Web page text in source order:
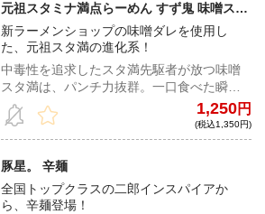
元祖スタミナ満点らーめん すず鬼 味噌スタ
満(ピリ辛スタミナアブラ付き)
新ラーメンショップの味噌ダレを使用し
た、元祖スタ満の進化系！
中毒性を追求したスタ満先駆者が放つ味噌
スタ満は、パンチ力抜群。一口食べた瞬間
に受けるインパクトは段違いで、脳天を直
撃する。ニンニク、ライス、生卵との相性
は言わずもがなだ。
1,250円
(税込1,350円)
豚星。 辛麺
全国トップクラスの二郎インスパイアか
ら、辛麺登場！